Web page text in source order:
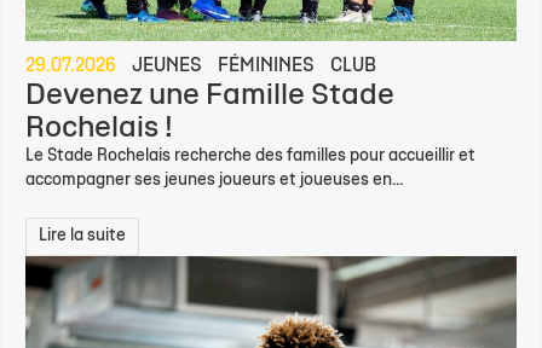
29.07.2026 JEUNES FÉMININES CLUB
Devenez une Famille Stade
Rochelais !
Le Stade Rochelais recherche des familles pour accueillir et
accompagner ses jeunes joueurs et joueuses en...
Lire la suite